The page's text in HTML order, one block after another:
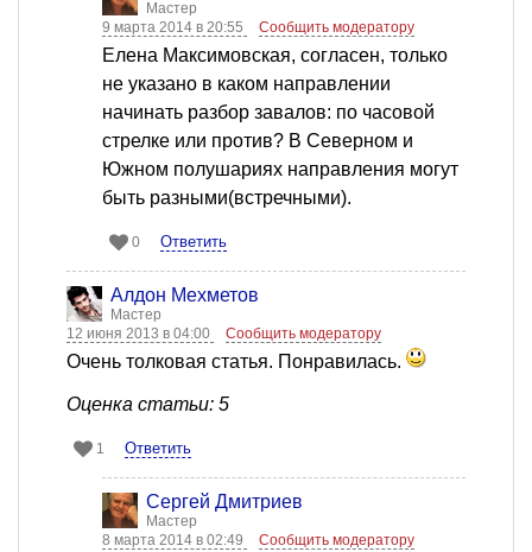
Мастер
9 марта 2014 в 20:55
Сообщить модератору
Елена Максимовская, согласен, только
не указано в каком направлении
начинать разбор завалов: по часовой
стрелке или против? В Северном и
Южном полушариях направления могут
быть разными(встречными).
0 Ответить
Алдон Мехметов
Мастер
12 июня 2013 в 04:00
Сообщить модератору
Очень толковая статья. Понравилась.
Оценка статьи: 5
1 Ответить
Сергей Дмитриев
Мастер
8 марта 2014 в 02:49
Сообщить модератору